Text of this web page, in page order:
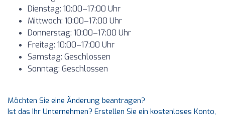
Dienstag: 10:00–17:00 Uhr
Mittwoch: 10:00–17:00 Uhr
Donnerstag: 10:00–17:00 Uhr
Freitag: 10:00–17:00 Uhr
Samstag: Geschlossen
Sonntag: Geschlossen
Möchten Sie eine Änderung beantragen?
Ist das Ihr Unternehmen? Erstellen Sie ein kostenloses Konto,